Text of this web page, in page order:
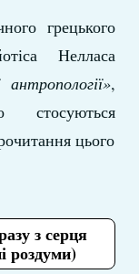
грецького
Нелласа
,
цього
з серця
роздуми)